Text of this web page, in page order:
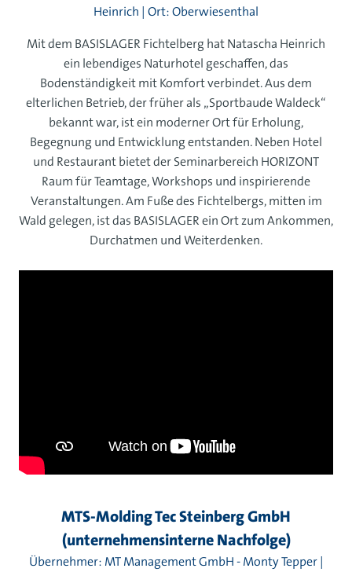
Heinrich | Ort: Oberwiesenthal
Mit dem BASISLAGER Fichtelberg hat Natascha Heinrich
ein lebendiges Naturhotel geschaffen, das
Bodenständigkeit mit Komfort verbindet. Aus dem
elterlichen Betrieb, der früher als „Sportbaude Waldeck“
bekannt war, ist ein moderner Ort für Erholung,
Begegnung und Entwicklung entstanden. Neben Hotel
und Restaurant bietet der Seminarbereich HORIZONT
Raum für Teamtage, Workshops und inspirierende
Veranstaltungen. Am Fuße des Fichtelbergs, mitten im
Wald gelegen, ist das BASISLAGER ein Ort zum Ankommen,
Durchatmen und Weiterdenken.
MTS-Molding Tec Steinberg GmbH
(unternehmensinterne Nachfolge)
Übernehmer: MT Management GmbH - Monty Tepper |